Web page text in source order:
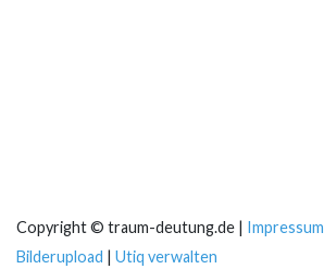
Copyright © traum-deutung.de | Impressum
Bilderupload | Utiq verwalten